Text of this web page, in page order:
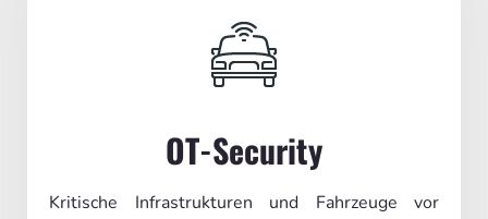
OT-Security
Kritische Infrastrukturen und Fahrzeuge vor